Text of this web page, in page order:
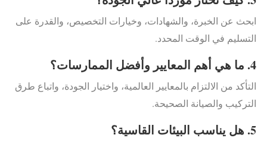
ابحث عن الخبرة، والشهادات، وخيارات التخصيص، والقدرة على
التسليم في الوقت المحدد.
4. ما هي أهم المعايير وأفضل الممارسات؟
التأكد من الالتزام بالمعايير العالمية، واختيار الجودة، واتباع طرق
التركيب والصيانة الصحيحة.
5. هل يناسب البيئات القاسية؟